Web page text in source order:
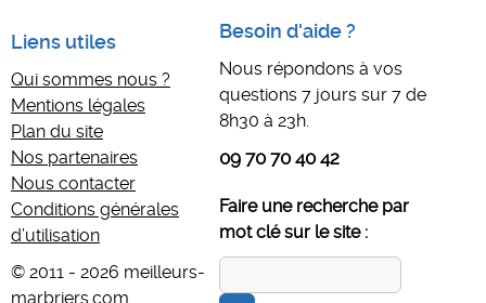
Liens utiles
Qui sommes nous ?
Mentions légales
Plan du site
Nos partenaires
Nous contacter
Conditions générales
d’utilisation
© 2011 - 2026 meilleurs-
marbriers.com
Besoin d'aide ?
Nous répondons à vos
questions 7 jours sur 7 de
8h30 à 23h.
09 70 70 40 42
Faire une recherche par
mot clé sur le site :